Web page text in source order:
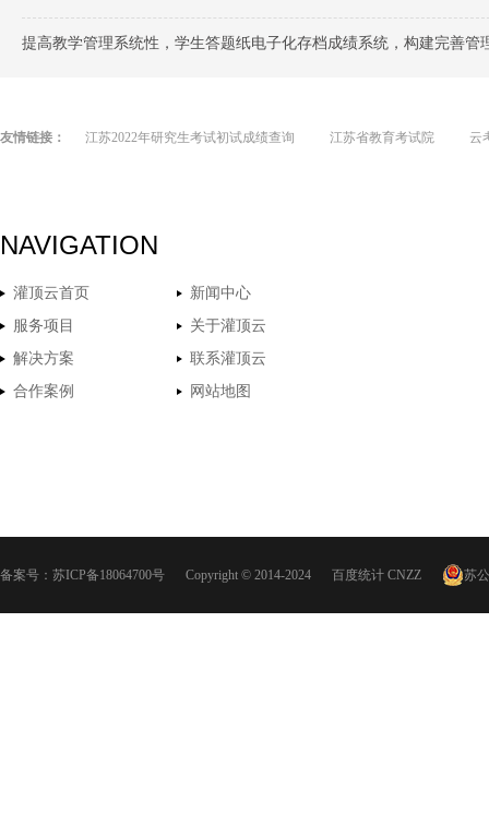
提高教学管理系统性，学生答题纸电子化存档成绩系统，构建完善管
友情链接： 江苏2022年研究生考试初试成绩查询 江苏省教育考试院 云
NAVIGATION
灌顶云首页
新闻中心
服务项目
关于灌顶云
解决方案
联系灌顶云
合作案例
网站地图
备案号： 苏ICP备18064700号 Copyright © 2014-2024 百度统计 CNZZ 苏